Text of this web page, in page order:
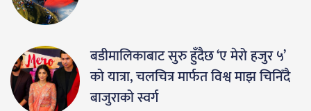
बडीमालिकाबाट सुरु हुँदैछ ‘ए मेरो हजुर ५’
को यात्रा, चलचित्र मार्फत विश्व माझ चिनिँदै
बाजुराको स्वर्ग